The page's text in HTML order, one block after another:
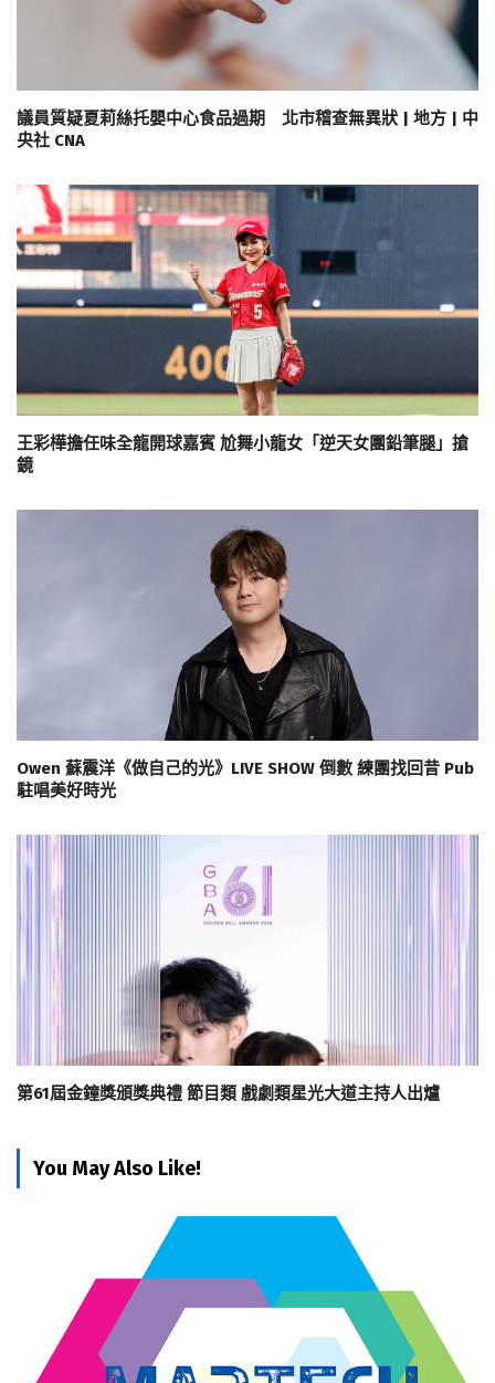
議員質疑夏莉絲托嬰中心食品過期 北市稽查無異狀 | 地方 | 中
央社 CNA
王彩樺擔任味全龍開球嘉賓 尬舞小龍女「逆天女團鉛筆腿」搶
鏡
Owen 蘇震洋《做自己的光》LIVE SHOW 倒數 練團找回昔 Pub
駐唱美好時光
第61屆金鐘獎頒獎典禮 節目類 戲劇類星光大道主持人出爐
You May Also Like!